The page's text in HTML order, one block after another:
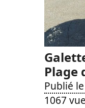
Plage
Publié
1067